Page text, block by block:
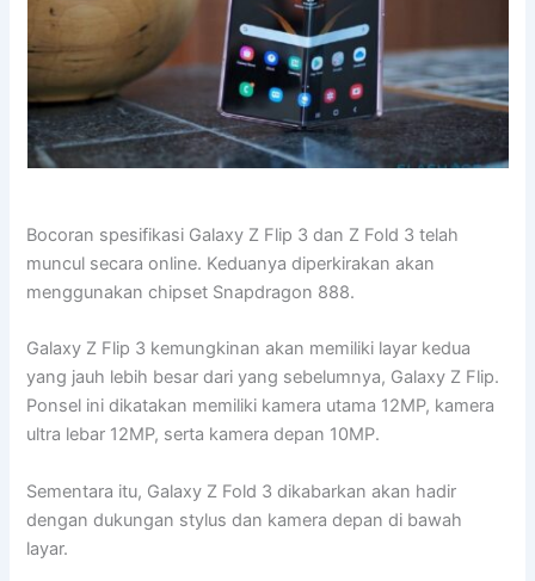
Bocoran spesifikasi Galaxy Z Flip 3 dan Z Fold 3 telah
muncul secara online. Keduanya diperkirakan akan
menggunakan chipset Snapdragon 888.
Galaxy Z Flip 3 kemungkinan akan memiliki layar kedua
yang jauh lebih besar dari yang sebelumnya, Galaxy Z Flip.
Ponsel ini dikatakan memiliki kamera utama 12MP, kamera
ultra lebar 12MP, serta kamera depan 10MP.
Sementara itu, Galaxy Z Fold 3 dikabarkan akan hadir
dengan dukungan stylus dan kamera depan di bawah
layar.